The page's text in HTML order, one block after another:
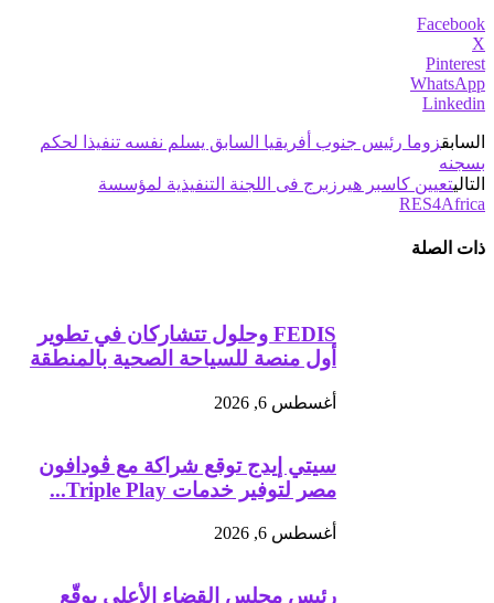
Facebook
X
Pinterest
WhatsApp
Linkedin
السابقزوما رئيس جنوب أفريقيا السابق يسلم نفسه تنفيذا لحكم
بسجنه
التاليتعيين كاسبر هيرزبرج فى اللجنة التنفيذية لمؤسسة
RES4Africa
ذات الصلة
FEDIS وحلول تتشاركان في تطوير
أول منصة للسياحة الصحية بالمنطقة
أغسطس 6, 2026
سيتي إيدج توقع شراكة مع ڤودافون
مصر لتوفير خدمات Triple Play...
أغسطس 6, 2026
رئيس مجلس القضاء الأعلى يوقّع